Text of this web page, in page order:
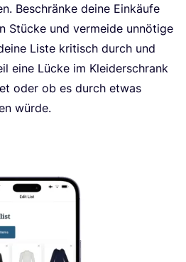
Beschrän­ke dei­ne Ein­käu­fe
Stü­cke und ver­mei­de unnö­ti­ge
Lis­te kri­tisch durch und
eine Lücke im Klei­der­schrank
oder ob es durch etwas
würde.